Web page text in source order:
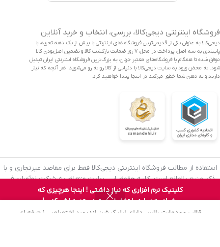
فروشگاه اینترنتی دیجی‌کالا، بررسی، انتخاب و خرید آنلاین
دیجی‌کالا به عنوان یکی از قدیمی‌ترین فروشگاه های اینترنتی با بیش از یک دهه تجربه، با
پایبندی به سه اصل، پرداخت در محل، ۷ روز ضمانت بازگشت کالا و تضمین اصل‌بودن کالا
موفق شده تا همگام با فروشگاه‌های معتبر جهان، به بزرگ‌ترین فروشگاه اینترنتی ایران تبدیل
شود. به محض ورود به سایت دیجی‌کالا با دنیایی از کالا رو به رو می‌شوید! هر آنچه که نیاز
دارید و به ذهن شما خطور می‌کند در اینجا پیدا خواهید کرد.
استفاده از مطالب فروشگاه اینترنتی دیجی‌کالا فقط برای مقاصد غیرتجاری و با
ذکر منبع بلامانع است. کلیه حقوق این سایت متعلق به شرکت نوآوران فن
آوازه (فروشگاه آنلاین دیجی‌کالا) می‌باشد.
قالب وودمارت پلاس دارای اپلیکیشن اندروید اختصاصی ( حرفه ای
گوشی
موبایل
شیائومی
F3 5G
65.000تومان
11.500تومان
10
عدد
در
انبار
کلینیک نرم افزاری که نیاز داشتی ! اینجا هرچیزی که
بخوای همواره با تخفیف میتونی تهیه اش کنی !